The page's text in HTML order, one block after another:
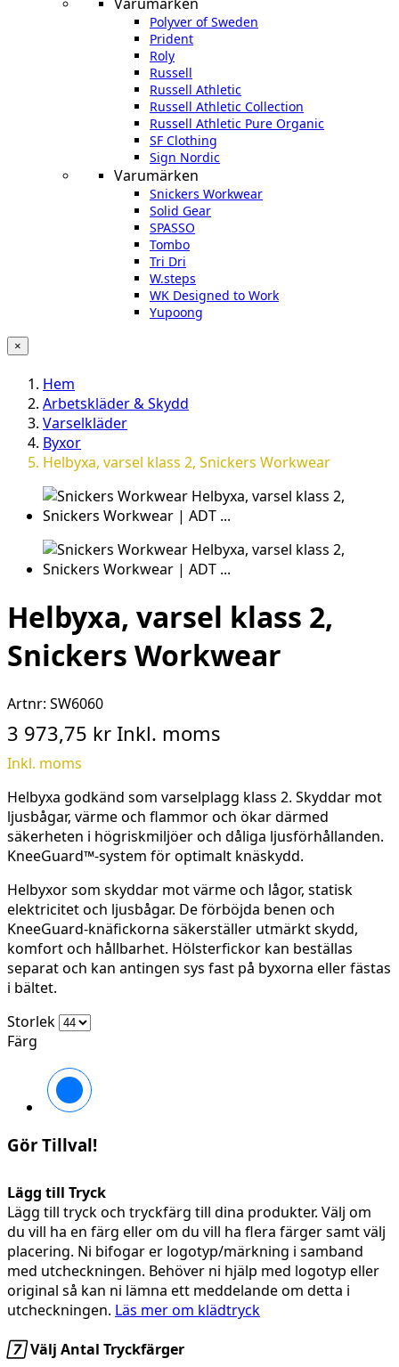
Polyver of Sweden
Prident
Roly
Russell
Russell Athletic
Russell Athletic Collection
Russell Athletic Pure Organic
SF Clothing
Sign Nordic
Varumärken
Snickers Workwear
Solid Gear
SPASSO
Tombo
Tri Dri
W.steps
WK Designed to Work
Yupoong
×
Hem
Arbetskläder & Skydd
Varselkläder
Byxor
Helbyxa, varsel klass 2, Snickers Workwear
Helbyxa, varsel klass 2,
Snickers Workwear
Artnr: SW6060
3 973,75 kr Inkl. moms
Inkl. moms
Helbyxa godkänd som varselplagg klass 2. Skyddar mot
ljusbågar, värme och flammor och ökar därmed
säkerheten i högriskmiljöer och dåliga ljusförhållanden.
KneeGuard™-system för optimalt knäskydd.
Helbyxor som skyddar mot värme och lågor, statisk
elektricitet och ljusbågar. De förböjda benen och
KneeGuard-knäfickorna säkerställer utmärkt skydd,
komfort och hållbarhet. Hölsterfickor kan beställas
separat och kan antingen sys fast på byxorna eller fästas
i bältet.
Storlek
Färg
Gör Tillval!
Lägg till Tryck
Lägg till tryck och tryckfärg till dina produkter. Välj om
du vill ha en färg eller om du vill ha flera färger samt välj
placering. Ni bifogar er logotyp/märkning i samband
med utcheckningen. Behöver ni hjälp med logotyp eller
original så kan ni lämna ett meddelande om detta i
utcheckningen. Läs mer om klädtryck
Välj Antal Tryckfärger